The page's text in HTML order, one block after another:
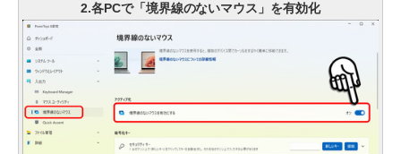
2.各PCで「境界線のないマウス」を有効化